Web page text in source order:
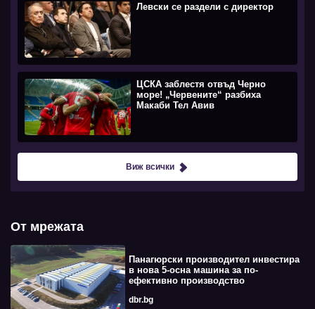
Левски се раздели с директор
ЦСКА заблестя отвъд Черно
море! „Червените“ разбиха
Макаби Тел Авив
Виж всички
От мрежата
Панагюрски производител инвестира
в нова 5-осна машина за по-
ефективно производство
dbr.bg